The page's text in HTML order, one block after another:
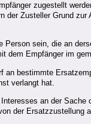
zugestellt
der Zusteller Grund
sein, die an
dem Empfänger im
an bestimmte
verlangt hat.
an der
der Ersatzzustellung